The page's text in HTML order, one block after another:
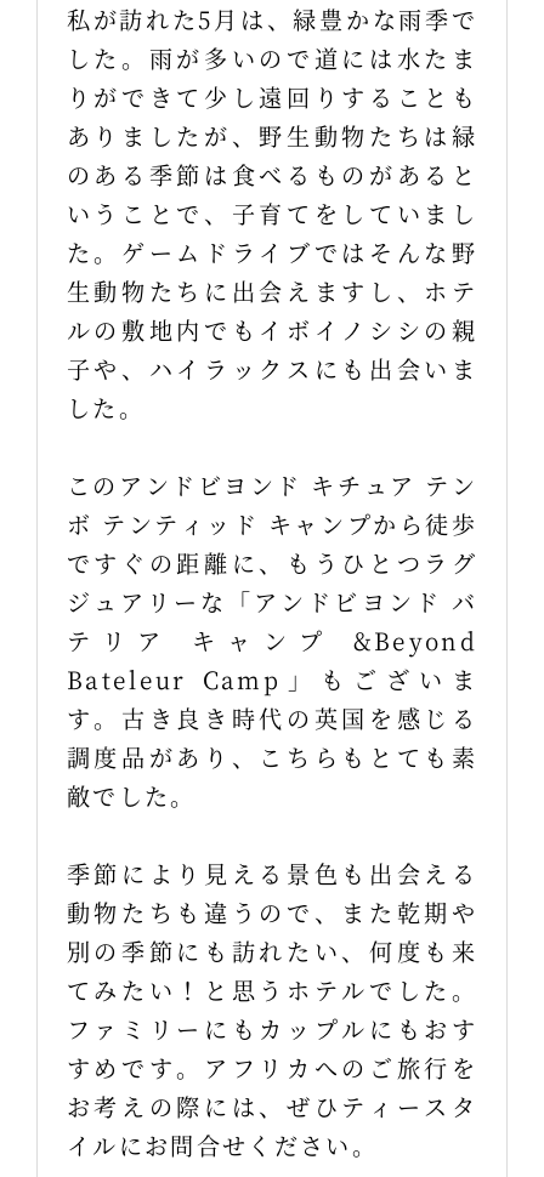
私が訪れた5月は、緑豊かな雨季で
した。雨が多いので道には水たま
りができて少し遠回りすることも
ありましたが、野生動物たちは緑
のある季節は食べるものがあると
いうことで、子育てをしていまし
た。ゲームドライブではそんな野
生動物たちに出会えますし、ホテ
ルの敷地内でもイボイノシシの親
子や、ハイラックスにも出会いま
した。
このアンドビヨンド キチュア テン
ボ テンティッド キャンプから徒歩
ですぐの距離に、もうひとつラグ
ジュアリーな「アンドビヨンド バ
テリア キャンプ &Beyond
Bateleur Camp」もございま
す。古き良き時代の英国を感じる
調度品があり、こちらもとても素
敵でした。
季節により見える景色も出会える
動物たちも違うので、また乾期や
別の季節にも訪れたい、何度も来
てみたい！と思うホテルでした。
ファミリーにもカップルにもおす
すめです。アフリカへのご旅行を
お考えの際には、ぜひティースタ
イルにお問合せください。